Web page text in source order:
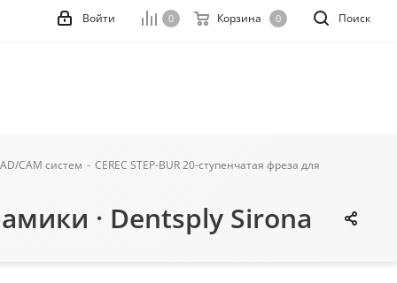
Поиск
0 Корзина 0
Войти
CAM систем - CEREC STEP-BUR 20-ступенчатая фреза для
· Dentsply Sirona